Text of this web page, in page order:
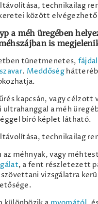
technikailag
között
a méh üregében
is
tünetmenetes,
. Meddőség
kapcsán, vagy
a méh
bíró képlet látható.
technikailag
az méhnyak, vagy
, a fent részletezett
vizsgálatra